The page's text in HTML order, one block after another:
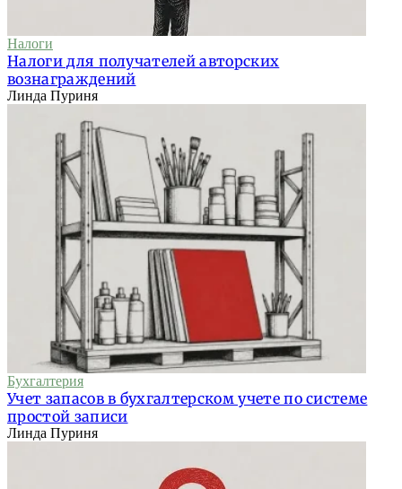
Налоги
Налоги для получателей авторских
вознаграждений
Линда Пуриня
Бухгалтерия
Учет запасов в бухгалтерском учете по системе
простой записи
Линда Пуриня